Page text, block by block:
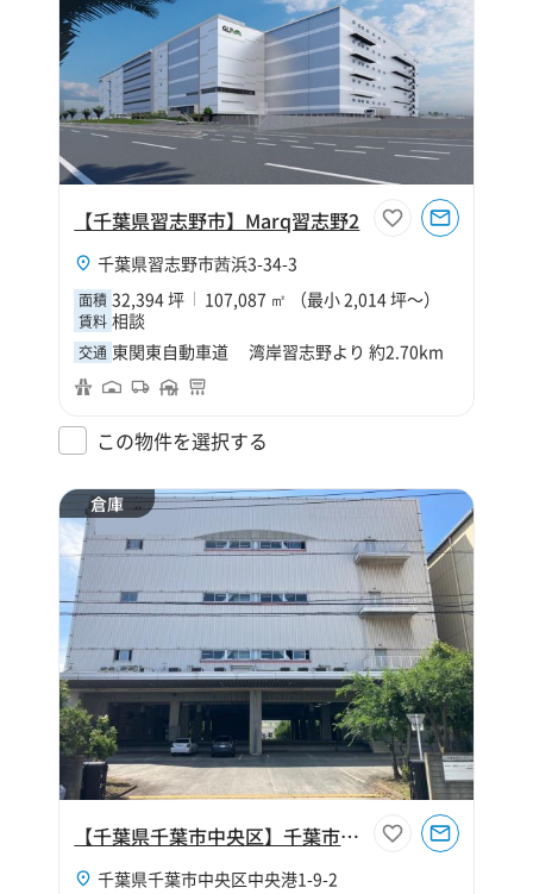
【千葉県習志野市】Marq習志野2
千葉県習志野市茜浜3-34-3
面積 32,394 坪 107,087 ㎡ （最小 2,014 坪～）
賃料 相談
交通 東関東自動車道 湾岸習志野より 約2.70km
この物件を選択する
倉庫
【千葉県千葉市中央区】千葉市中央区中央港1丁目1888坪倉庫
千葉県千葉市中央区中央港1-9-2